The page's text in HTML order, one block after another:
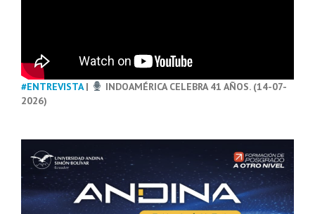
#ENTREVISTA|
INDOAMÉRICA CELEBRA 41 AÑOS. (14-07-
2026)